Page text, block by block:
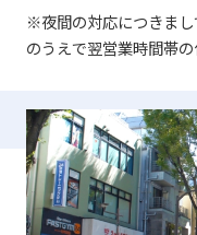
※夜間の対応につきま
のうえで翌営業時間帯